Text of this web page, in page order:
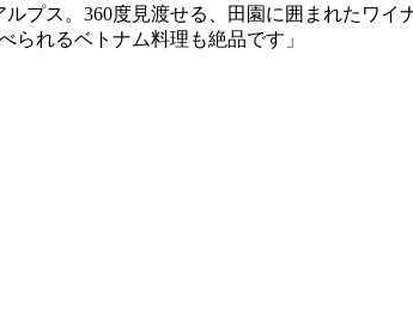
プス。360度見渡せる、田園に囲まれたワ
られるベトナム料理も絶品です」